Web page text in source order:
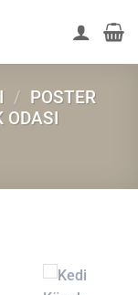
/ POSTER
ODASI